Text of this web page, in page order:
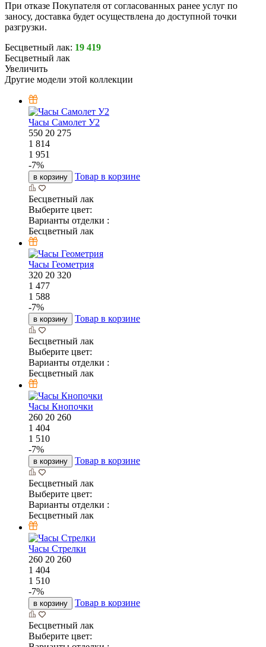
При отказе Покупателя от согласованных ранее услуг по
заносу, доставка будет осуществлена до доступной точки
разгрузки.
Бесцветный лак: 19 419
Бесцветный лак
Увеличить
Другие модели этой коллекции
Часы Самолет У2
550 20 275
1 814
1 951
-7%
в корзину Товар в корзине
Бесцветный лак
Выберите цвет:
Варианты отделки :
Бесцветный лак
Часы Геометрия
320 20 320
1 477
1 588
-7%
в корзину Товар в корзине
Бесцветный лак
Выберите цвет:
Варианты отделки :
Бесцветный лак
Часы Кнопочки
260 20 260
1 404
1 510
-7%
в корзину Товар в корзине
Бесцветный лак
Выберите цвет:
Варианты отделки :
Бесцветный лак
Часы Стрелки
260 20 260
1 404
1 510
-7%
в корзину Товар в корзине
Бесцветный лак
Выберите цвет: